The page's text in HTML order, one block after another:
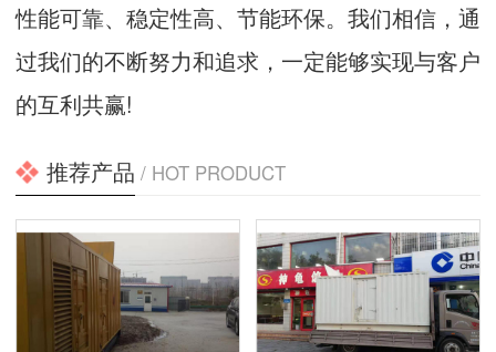
性能可靠、稳定性高、节能环保。我们相信，通
过我们的不断努力和追求，一定能够实现与客户
的互利共赢!
推荐产品 / HOT PRODUCT